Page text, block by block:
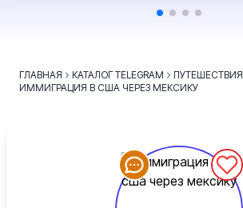
ГЛАВНАЯ КАТАЛОГ TELEGRAM
ПУТЕШЕСТВИЯ
ИММИГРАЦИЯ В США ЧЕРЕЗ МЕКСИКУ